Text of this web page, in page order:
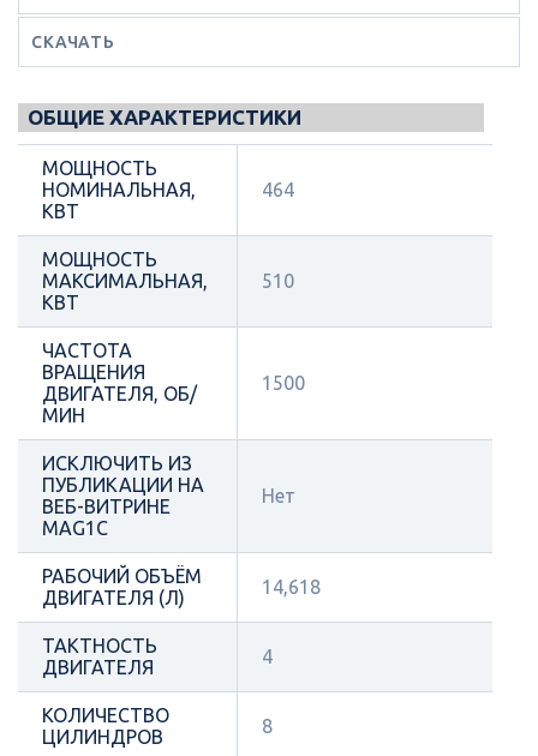
СКАЧАТЬ
ОБЩИЕ ХАРАКТЕРИСТИКИ
МОЩНОСТЬ
НОМИНАЛЬНАЯ,
КВТ
464
МОЩНОСТЬ
МАКСИМАЛЬНАЯ,
КВТ
510
ЧАСТОТА
ВРАЩЕНИЯ
ДВИГАТЕЛЯ, ОБ/
МИН
1500
ИСКЛЮЧИТЬ ИЗ
ПУБЛИКАЦИИ НА
ВЕБ-ВИТРИНЕ
MAG1C
Нет
РАБОЧИЙ ОБЪЁМ
ДВИГАТЕЛЯ (Л)
14,618
ТАКТНОСТЬ
ДВИГАТЕЛЯ
4
КОЛИЧЕСТВО
ЦИЛИНДРОВ
8